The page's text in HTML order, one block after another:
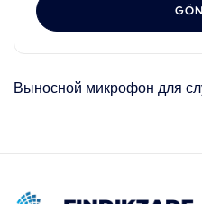
Выносной микрофон для